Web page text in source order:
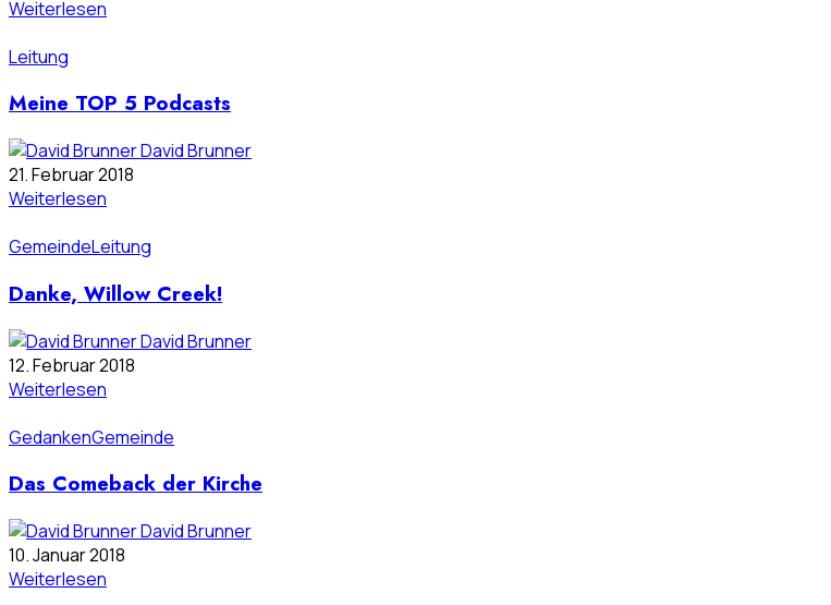
Weiterlesen
Leitung
Meine TOP 5 Podcasts
David Brunner
21. Februar 2018
Weiterlesen
GemeindeLeitung
Danke, Willow Creek!
David Brunner
12. Februar 2018
Weiterlesen
GedankenGemeinde
Das Comeback der Kirche
David Brunner
10. Januar 2018
Weiterlesen